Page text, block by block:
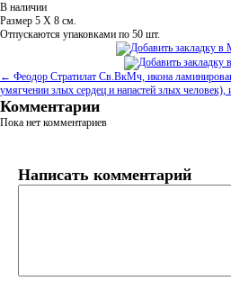
В наличии
Размер 5 Х 8 см.
Отпускаются упаковками по 50 шт.
← Феодор Стратилат Св.ВкМч, икона
умягчении злых сердец и напастей злых
Комментарии
Пока нет комментариев
Написать комментарий